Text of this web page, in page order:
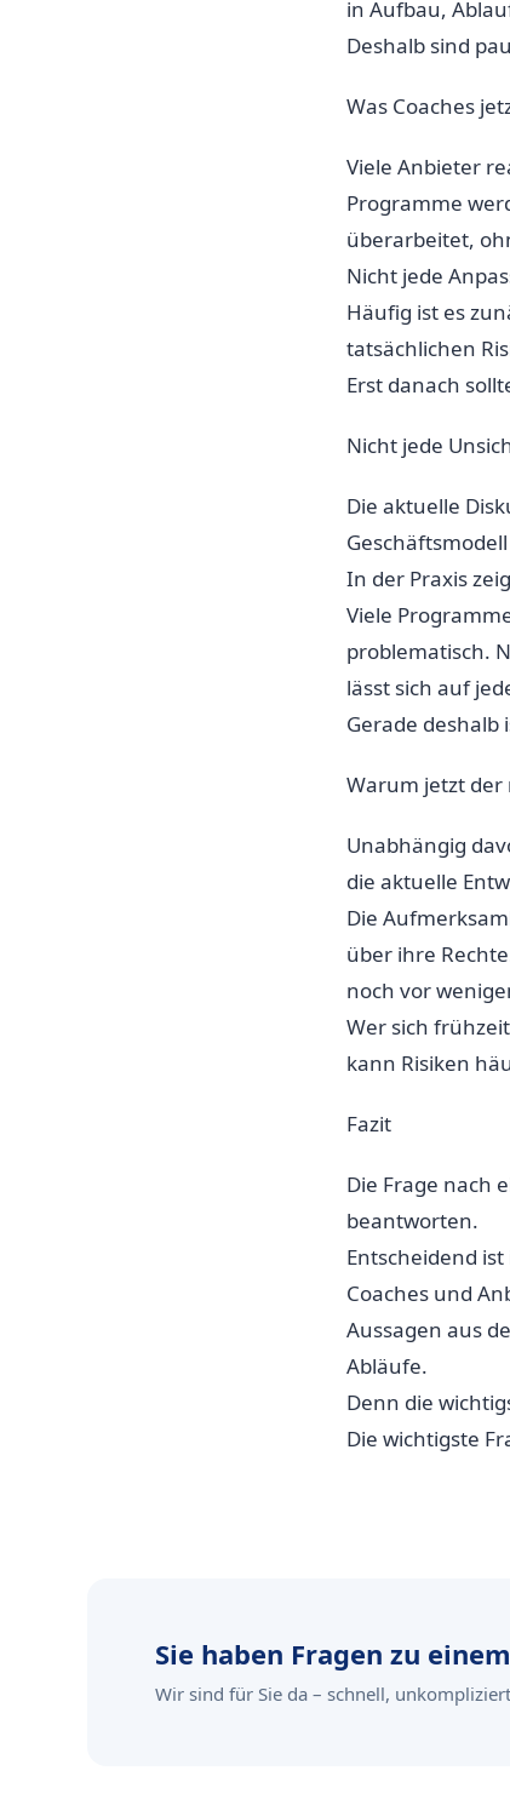
in Aufbau,
Deshalb sind
Was Coaches
Viele Anbieter
Programme
überarbeitet,
Nicht jede
Häufig ist es
tatsächlichen
Erst danach
Nicht jede
Die aktuelle
In der Praxis
Viele
problematisch.
lässt sich auf
Gerade deshalb
Warum jetzt
Unabhängig
die aktuelle
Die
über ihre
noch vor
Wer sich
kann Risiken
Fazit
Die Frage nach
beantworten.
Entscheidend
Coaches und
Aussagen aus
Abläufe.
Denn die
Die wichtigste
Sie haben Fragen zu
Wir sind für Sie da – schnell,